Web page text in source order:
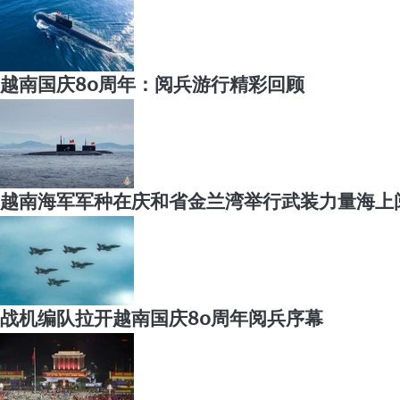
越南国庆80周年：阅兵游行精彩回顾
越南海军军种在庆和省金兰湾举行武装力量海上
战机编队拉开越南国庆80周年阅兵序幕